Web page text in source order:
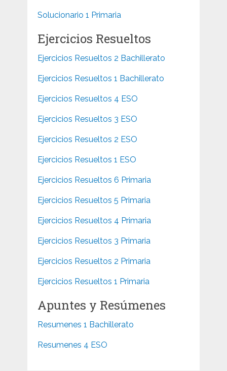
Solucionario 1 Primaria
Ejercicios Resueltos
Ejercicios Resueltos 2 Bachillerato
Ejercicios Resueltos 1 Bachillerato
Ejercicios Resueltos 4 ESO
Ejercicios Resueltos 3 ESO
Ejercicios Resueltos 2 ESO
Ejercicios Resueltos 1 ESO
Ejercicios Resueltos 6 Primaria
Ejercicios Resueltos 5 Primaria
Ejercicios Resueltos 4 Primaria
Ejercicios Resueltos 3 Primaria
Ejercicios Resueltos 2 Primaria
Ejercicios Resueltos 1 Primaria
Apuntes y Resúmenes
Resumenes 1 Bachillerato
Resumenes 4 ESO